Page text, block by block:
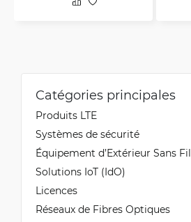
Catégories principales
Produits LTE
Systèmes de sécurité
Équipement d’Extérieur Sans Fil
Solutions IoT (IdO)
Licences
Réseaux de Fibres Optiques